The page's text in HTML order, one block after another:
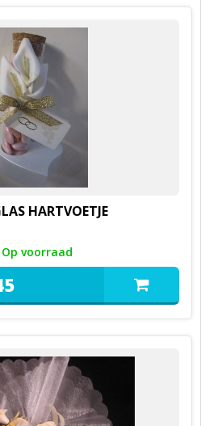
HARTVOETJE
Op voorraad